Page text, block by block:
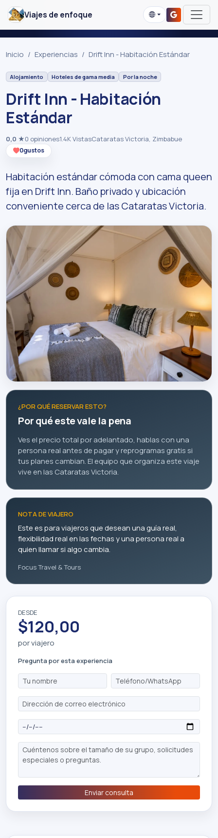
Viajes de enfoque
Inicio Experiencias Drift Inn - Habitación Estándar
Alojamiento Hoteles de gama media Por la noche
Drift Inn - Habitación
Estándar
0,0 ★0 opiniones1.4K VistasCataratas Victoria, Zimbabue
0gustos
Habitación estándar cómoda con cama queen
fija en Drift Inn. Baño privado y ubicación
conveniente cerca de las Cataratas Victoria.
¿POR QUÉ RESERVAR ESTO?
Por qué este vale la pena
Ves el precio total por adelantado, hablas con una
persona real antes de pagar y reprogramas gratis si
tus planes cambian. El equipo que organiza este viaje
vive en las Cataratas Victoria.
NOTA DE VIAJERO
Este es para viajeros que desean una guía real,
flexibilidad real en las fechas y una persona real a
quien llamar si algo cambia.
Focus Travel & Tours
DESDE
$120,00
por viajero
Pregunta por esta experiencia
Enviar consulta